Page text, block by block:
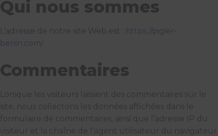
Qui nous sommes
L’adresse de notre site Web est :
https://pigier-
benin.com/
Commentaires
Lorsque les visiteurs laissent des commentaires sur le
site, nous collectons les données affichées dans le
formulaire de commentaires, ainsi que l’adresse IP du
visiteur et la chaîne de l’agent utilisateur du navigateur